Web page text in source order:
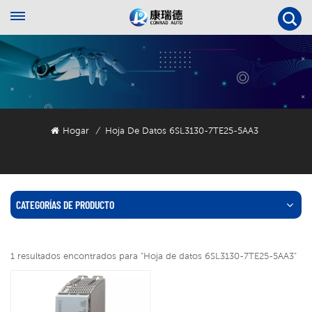
Hogar / Hoja De Datos 6SL3130-7TE25-5AA3
CATEGORÍAS DE PRODUCTO
1 resultados encontrados para "Hoja de datos 6SL3130-7TE25-5AA3"